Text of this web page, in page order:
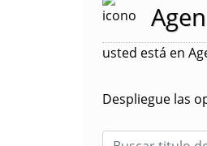
usted está en
Despliegue las